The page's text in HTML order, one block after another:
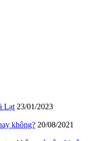
Lạt 23/01/2023
không? 20/08/2021